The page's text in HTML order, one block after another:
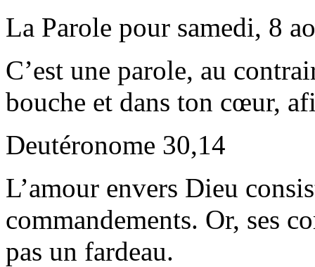
La Parole pour samedi, 8
C’est une parole, au
bouche et dans ton cœur,
Deutéronome 30,14
L’amour envers Dieu
commandements. Or, ses
pas un fardeau.